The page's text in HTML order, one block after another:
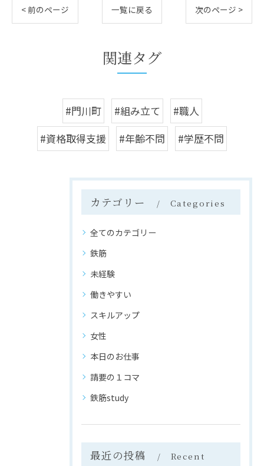
< 前のページ 一覧に戻る 次のページ >
関連タグ
#門川町 #組み立て
#職人
#資格取得支援
#年齢不問 #学歴不問
カテゴリー Categories
全てのカテゴリー
鉄筋
未経験
働きやすい
スキルアップ
女性
本日のお仕事
請要の１コマ
鉄筋study
最近の投稿
Recent